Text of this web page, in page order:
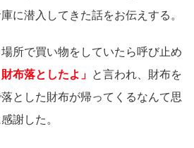
に潜入してきた話をお伝えする。
所で買い物をしていたら呼び止め
布落としたよ」 と言われ、財布を
とした財布が帰ってくるなんて思
謝した。